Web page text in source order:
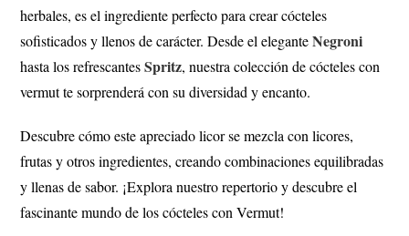
herbales, es el ingrediente perfecto para crear cócteles
sofisticados y llenos de carácter. Desde el eleganteNegroni
hasta los refrescantesSpritz, nuestra colección de cócteles con
vermut te sorprenderá con su diversidad y encanto.
Descubre cómo este apreciado licor se mezcla con licores,
frutas y otros ingredientes, creando combinaciones equilibradas
y llenas de sabor. ¡Explora nuestro repertorio y descubre el
fascinante mundo de los cócteles con Vermut!